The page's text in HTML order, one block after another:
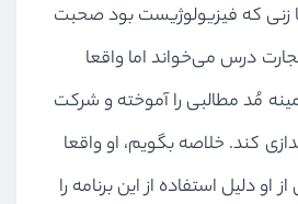
زنی که فیزیولوژیست بود صحبت
درس می‌خواند اما واقعا
مُد مطالبی را آموخته و شرکت
کند. خلاصه بگویم، او واقعا
او دلیل استفاده از این برنامه را